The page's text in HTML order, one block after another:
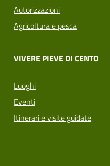
Autorizzazioni
Agricoltura e pesca
VIVERE PIEVE DI CENTO
Luoghi
Eventi
Itinerari e visite guidate